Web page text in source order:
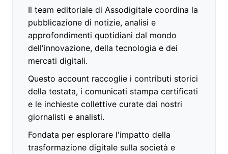
Il team editoriale di Assodigitale coordina la
pubblicazione di notizie, analisi e
approfondimenti quotidiani dal mondo
dell'innovazione, della tecnologia e dei
mercati digitali.
Questo account raccoglie i contributi storici
della testata, i comunicati stampa certificati
e le inchieste collettive curate dai nostri
giornalisti e analisti.
Fondata per esplorare l'impatto della
trasformazione digitale sulla società e